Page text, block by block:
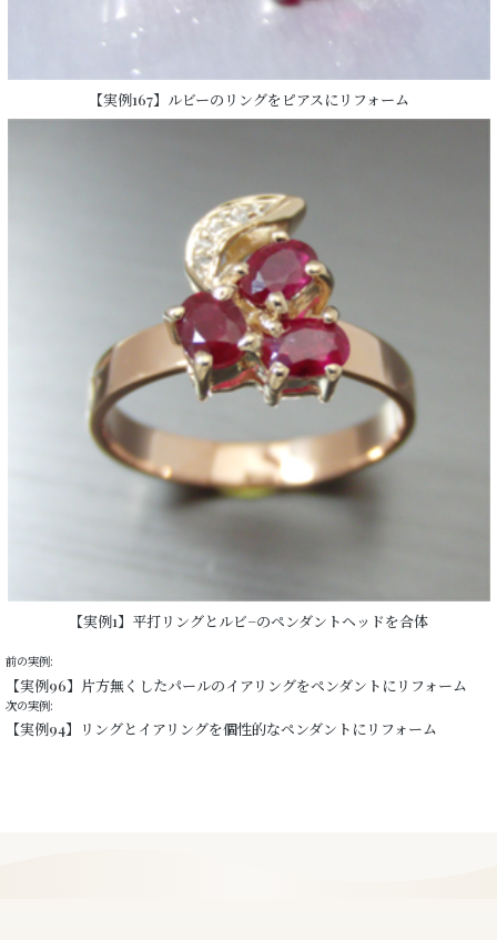
【実例167】ルビーのリングをピアスにリフォーム
【実例1】平打リングとルビ−のペンダントヘッドを合体
前の実例:
【実例96】片方無くしたパールのイアリングをペンダントにリフォーム
次の実例:
【実例94】リングとイアリングを個性的なペンダントにリフォーム